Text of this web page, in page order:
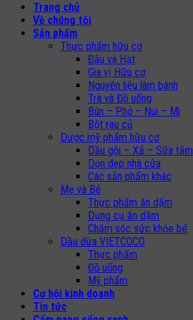
Trang chủ
Về chúng tôi
Sản phẩm
Thực phẩm hữu cơ
Đậu và Hạt
Gia vị Hữu cơ
Nguyên liệu làm bánh
Trà và Đồ uống
Bún – Phở – Nui – Mì
Bột rau củ
Dược mỹ phẩm hữu cơ
Dầu gội – Xả – Sữa tắm
Dọn dẹp nhà cửa
Các sản phẩm khác
Mẹ và Bé
Thực phẩm ăn dặm
Dụng cụ ăn dặm
Chăm sóc sức khỏe bé
Dầu dừa VIETCOCO
Thực phẩm
Đồ uống
Mỹ phẩm
Cơ hội kinh doanh
Tin tức